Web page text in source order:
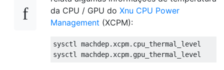
da CPU / GPU do Xnu CPU Power
Management (XCPM):
sysctl machdep. xcpm. cpu_thermal_level
sysctl machdep. xcpm. gpu_thermal_level